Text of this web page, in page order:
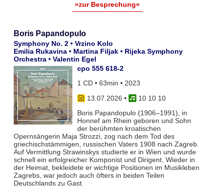
»zur Besprechung«
Boris Papandopulo
Symphony No. 2 • Vrzino Kolo
Emilia Rukavina • Martina Filjak • Rijeka Symphony
Orchestra • Valentin Egel
cpo 555 618-2
1 CD • 63min • 2023
13.07.2026 •
10 10 10
Boris Papandopulo (1906–1991), in
Honnef am Rhein geboren und Sohn
der berühmten kroatischen
Opernsängerin Maja Strozzi, zog nach dem Tod des
griechischstämmigen, russischen Vaters 1908 nach Zagreb.
Auf Vermittlung Strawinskys studierte er in Wien und wurde
schnell ein erfolgreicher Komponist und Dirigent. Wieder in
der Heimat, bekleidete er wichtige Positionen im Musikleben
Zagrebs, war jedoch auch öfters in beiden Teilen
Deutschlands zu Gast.